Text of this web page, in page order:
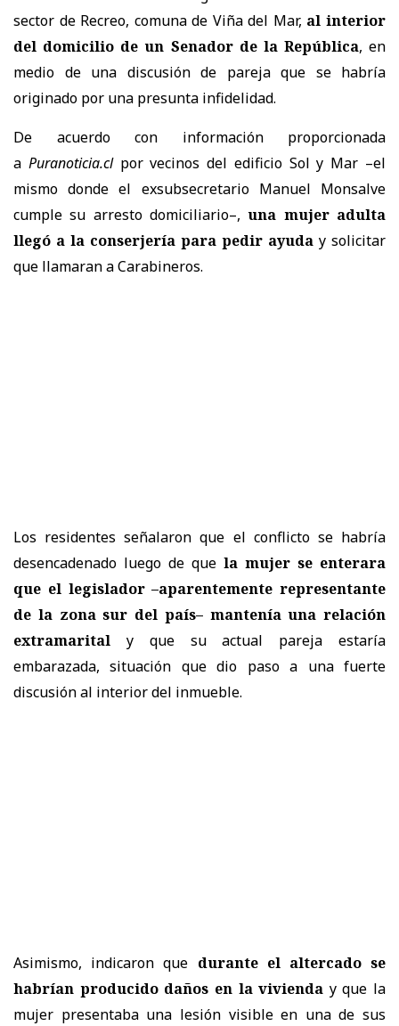
sector de Recreo, comuna de Viña del Mar, al interior
del domicilio de un Senador de la República, en
medio de una discusión de pareja que se habría
originado por una presunta infidelidad.
De acuerdo con información proporcionada
a Puranoticia.clpor vecinos del edificio Sol y Mar –el
mismo donde el exsubsecretario Manuel Monsalve
cumple su arresto domiciliario–,una mujer adulta
llegó a la conserjería para pedir ayuda y solicitar
que llamaran a Carabineros.
Los residentes señalaron que el conflicto se habría
desencadenado luego de que la mujer se enterara
que el legislador –aparentemente representante
de la zona sur del país– mantenía una relación
extramarital y que su actual pareja estaría
embarazada, situación que dio paso a una fuerte
discusión al interior del inmueble.
Asimismo, indicaron que durante el altercado se
habrían producido daños en la vivienda y que la
mujer presentaba una lesión visible en una de sus